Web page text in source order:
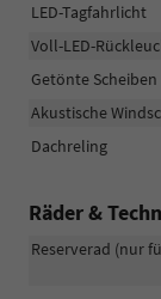
LED-Tagfahrlicht
Voll-LED-
Getönte Scheiben
Akustische
Dachreling
Räder &
Reserverad (nur